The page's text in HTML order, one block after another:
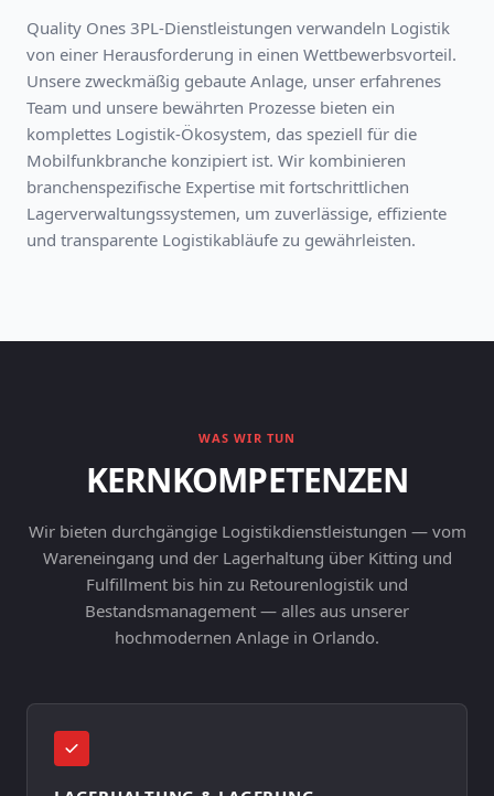
Quality Ones 3PL-Dienstleistungen verwandeln Logistik
von einer Herausforderung in einen Wettbewerbsvorteil.
Unsere zweckmäßig gebaute Anlage, unser erfahrenes
Team und unsere bewährten Prozesse bieten ein
komplettes Logistik-Ökosystem, das speziell für die
Mobilfunkbranche konzipiert ist. Wir kombinieren
branchenspezifische Expertise mit fortschrittlichen
Lagerverwaltungssystemen, um zuverlässige, effiziente
und transparente Logistikabläufe zu gewährleisten.
WAS WIR TUN
KERNKOMPETENZEN
Wir bieten durchgängige Logistikdienstleistungen — vom
Wareneingang und der Lagerhaltung über Kitting und
Fulfillment bis hin zu Retourenlogistik und
Bestandsmanagement — alles aus unserer
hochmodernen Anlage in Orlando.